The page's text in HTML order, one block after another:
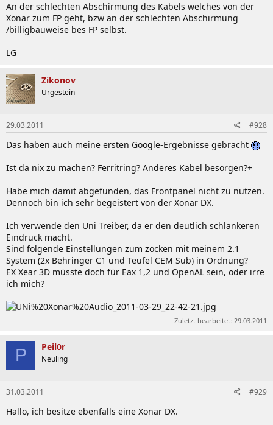
An der schlechten Abschirmung des Kabels welches von der
Xonar zum FP geht, bzw an der schlechten Abschirmung
/billigbauweise bes FP selbst.
LG
Zikonov
Urgestein
29.03.2011 #928
Das haben auch meine ersten Google-Ergebnisse gebracht
Ist da nix zu machen? Ferritring? Anderes Kabel besorgen?+
Habe mich damit abgefunden, das Frontpanel nicht zu nutzen.
Dennoch bin ich sehr begeistert von der Xonar DX.
Ich verwende den Uni Treiber, da er den deutlich schlankeren
Eindruck macht.
Sind folgende Einstellungen zum zocken mit meinem 2.1
System (2x Behringer C1 und Teufel CEM Sub) in Ordnung?
EX Xear 3D müsste doch für Eax 1,2 und OpenAL sein, oder irre
ich mich?
Zuletzt bearbeitet: 29.03.2011
P Peil0r
Neuling
31.03.2011 #929
Hallo, ich besitze ebenfalls eine Xonar DX.